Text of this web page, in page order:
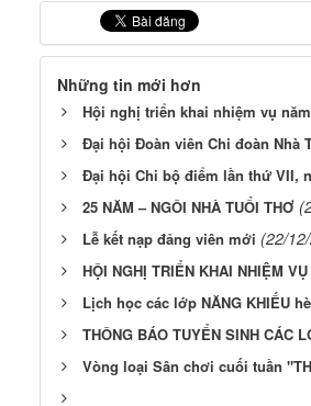
Những tin mới hơn
Hội nghị triển khai nhiệm vụ
Đại hội Đoàn viên Chi đoàn Nhà
Đại hội Chi bộ điểm lần thứ VII,
25 NĂM – NGÔI NHÀ TUỔI THƠ
Lễ kết nạp đảng viên mới (22/
HỘI NGHỊ TRIỂN KHAI NHIỆM
Lịch học các lớp NĂNG KHIẾU
THÔNG BÁO TUYỂN SINH CÁC
Vòng loại Sân chơi cuối tuần